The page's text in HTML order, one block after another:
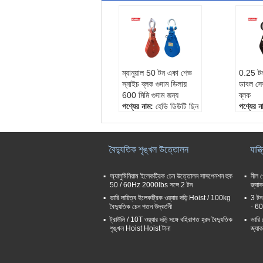
ম্যানুয়াল 50 টন একা শেভ
স্নাইচ ব্লক গুদাম ডিলায়
600 মিমি গুদাম জন্য
পণ্যের নাম: হেভি ডিউটি ​​ছিন
ক্ষমতা:50T
0.25
ডাবল
ব্লক
পণ্যের
বৈদ্যুতিক শৃঙ্খল উত্তোলন
অ্যালুমিনিয়াম ইলেকট্রিক চেন উত্তোলন সাসপেনশন হুক
50 / 60Hz 2000lbs সঙ্গে 2 টন
ভারি দায়িত্ব ইলেকট্রিক ওয়্যার দড়ি Hoist / 100kg
বৈদ্যুতিক চেন পতন উদ্বর্তনী
ট্রাউলি / 10T ওয়্যার দড়ি সঙ্গে বহিরাগত হ্রদ বৈদ্যুতিক
শৃঙ্খল Hoist Hoist টানা
নীল
জ্যাক
3 টন
- 60